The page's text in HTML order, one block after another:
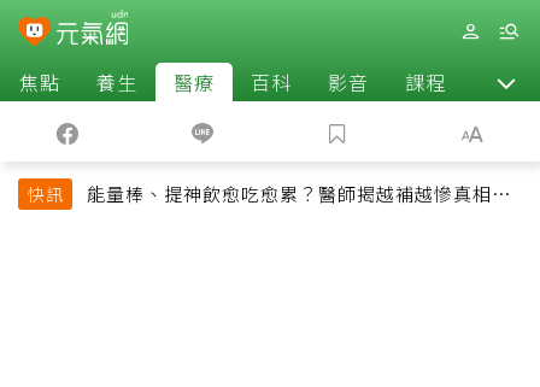
焦點 養生 醫療 百科 影音 課程 退休
快訊
能量棒、提神飲愈吃愈累？醫師揭越補越慘真相：